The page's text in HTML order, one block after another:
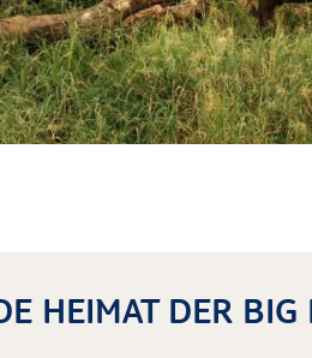
HEIMAT DER BIG